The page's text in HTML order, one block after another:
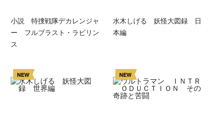
小説 特捜戦隊デカレンジャ
ー フルブラスト・ラビリン
ス
水木しげる 妖怪大図録 日
本編
NEW NEW